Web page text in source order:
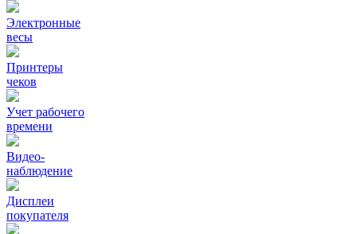
Электронные
весы
Принтеры
чеков
Учет рабочего
времени
Видео‑
наблюдение
Дисплеи
покупателя